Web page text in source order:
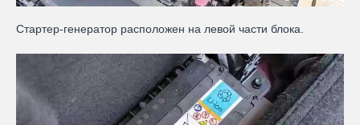
Cтартер-генератор расположен на левой части блока.